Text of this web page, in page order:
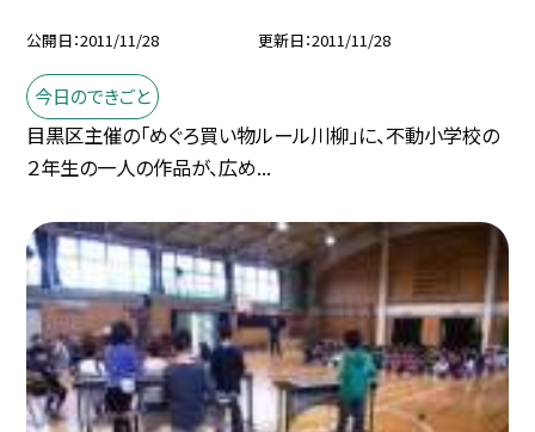
公開日 2011/11/28 更新日 2011/11/28
今日のできごと
目黒区主催の「めぐろ買い物ルール川柳」に、不動小学校の
２年生の一人の作品が、広め...